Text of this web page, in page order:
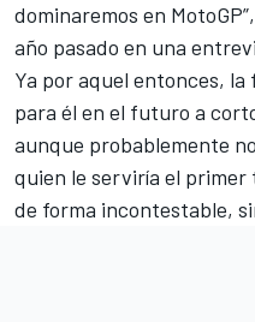
dominaremos en
año pasado en una
Ya por aquel entonces, la
para él en el futuro a
aunque probablemente
quien le serviría el primer
de forma incontestable,